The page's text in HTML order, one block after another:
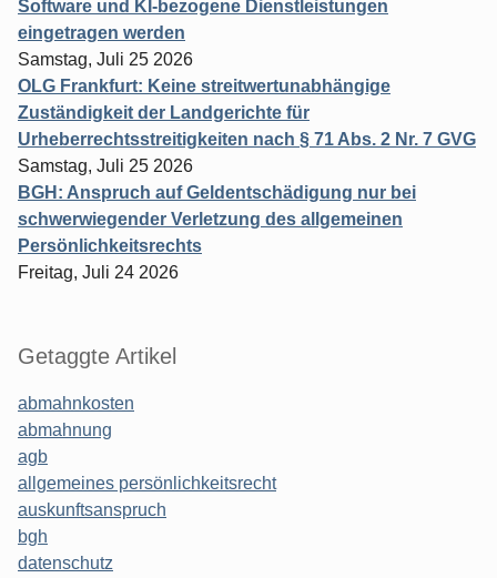
Software und KI-bezogene Dienstleistungen
eingetragen werden
Samstag, Juli 25 2026
OLG Frankfurt: Keine streitwertunabhängige
Zuständigkeit der Landgerichte für
Urheberrechtsstreitigkeiten nach § 71 Abs. 2 Nr. 7 GVG
Samstag, Juli 25 2026
BGH: Anspruch auf Geldentschädigung nur bei
schwerwiegender Verletzung des allgemeinen
Persönlichkeitsrechts
Freitag, Juli 24 2026
Getaggte Artikel
abmahnkosten
abmahnung
agb
allgemeines persönlichkeitsrecht
auskunftsanspruch
bgh
datenschutz